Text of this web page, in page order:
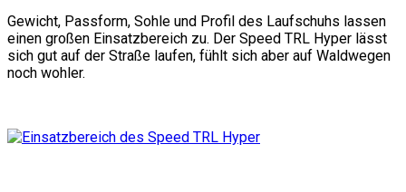
Gewicht, Passform, Sohle und Profil des Laufschuhs lassen
einen großen Einsatzbereich zu. Der Speed TRL Hyper lässt
sich gut auf der Straße laufen, fühlt sich aber auf Waldwegen
noch wohler.